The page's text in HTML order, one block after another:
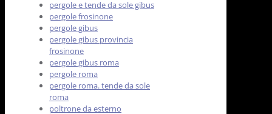
pergole e tende da sole gibus
pergole frosinone
pergole gibus
pergole gibus provincia
frosinone
pergole gibus roma
pergole roma
pergole roma. tende da sole
roma
poltrone da esterno